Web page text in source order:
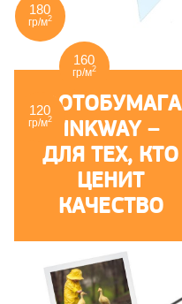
180
гр/м2
160
гр/м2
120
гр/м2
ФОТОБУМАГА
INKWAY –
ДЛЯ ТЕХ, КТО
ЦЕНИТ
КАЧЕСТВО